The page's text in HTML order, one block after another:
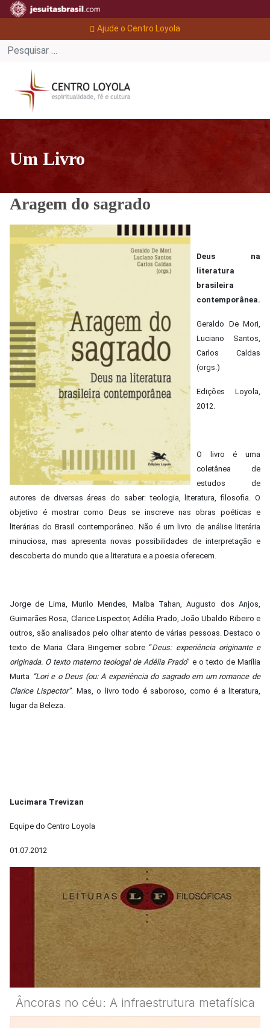
Ajude o Centro Loyola
Um Livro
Aragem do sagrado
Deus na
literatura
brasileira
contemporânea.
Geraldo De Mori,
Luciano Santos,
Carlos Caldas
(orgs.)
Edições Loyola,
2012.
O livro é uma
coletânea de
estudos de
autores de diversas áreas do saber: teologia, literatura, filosofia. O
objetivo é mostrar como Deus se inscreve nas obras poéticas e
literárias do Brasil contemporâneo. Não é um livro de análise literária
minuciosa, mas apresenta novas possibilidades de interpretação e
descoberta do mundo que a literatura e a poesia oferecem.
Jorge de Lima, Murilo Mendes, Malba Tahan, Augusto dos Anjos,
Guimarães Rosa, Clarice Lispector, Adélia Prado, João Ubaldo Ribeiro e
outros, são analisados pelo olhar atento de várias pessoas. Destaco o
texto de Maria Clara Bingemer sobre “Deus: experiência originante e
originada. O texto materno teologal de Adélia Prado” e o texto de Marília
Murta “Lori e o Deus (ou: A experiência do sagrado em um romance de
Clarice Lispector”. Mas, o livro todo é saboroso, como é a literatura,
lugar da Beleza.
Lucimara Trevizan
Equipe do Centro Loyola
01.07.2012
Âncoras no céu: A infraestrutura metafísica